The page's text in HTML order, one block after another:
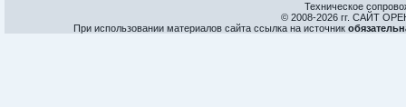
Техническое
© 2008-2026 гг. САЙТ
При использовании материалов сайта ссылка на источник